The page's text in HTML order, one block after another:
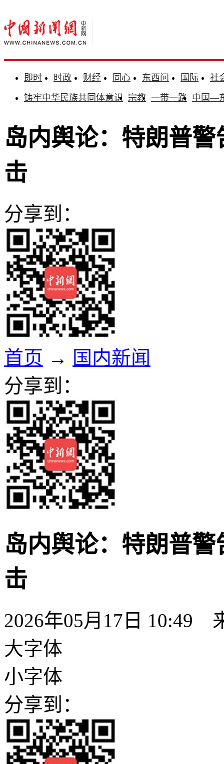
即时 时政 财经 同心 东西问 国际
社
铸牢中华民族共同体意识 宗教 一带一路 中国—
岛内舆论：特朗普
击
分享到：
首页 → 国内新闻
分享到：
岛内舆论：特朗普
击
2026年05月17日 10:49
大字体
小字体
分享到：